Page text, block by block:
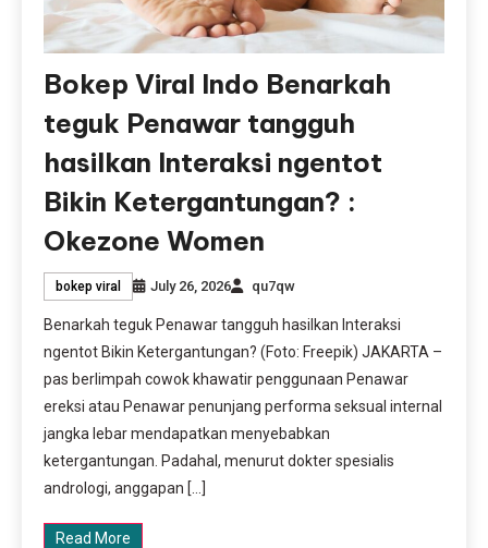
Bokep Viral Indo Benarkah
teguk Penawar tangguh
hasilkan Interaksi ngentot
Bikin Ketergantungan? :
Okezone Women
bokep viral July 26, 2026 qu7qw
Benarkah teguk Penawar tangguh hasilkan Interaksi
ngentot Bikin Ketergantungan? (Foto: Freepik) JAKARTA –
pas berlimpah cowok khawatir penggunaan Penawar
ereksi atau Penawar penunjang performa seksual internal
jangka lebar mendapatkan menyebabkan
ketergantungan. Padahal, menurut dokter spesialis
andrologi, anggapan […]
Read More